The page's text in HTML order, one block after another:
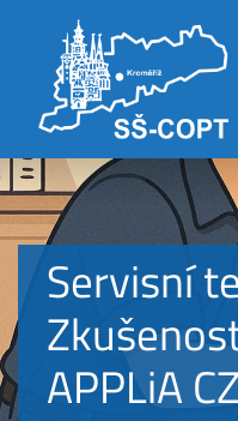
Servisní
APPLiA CZ